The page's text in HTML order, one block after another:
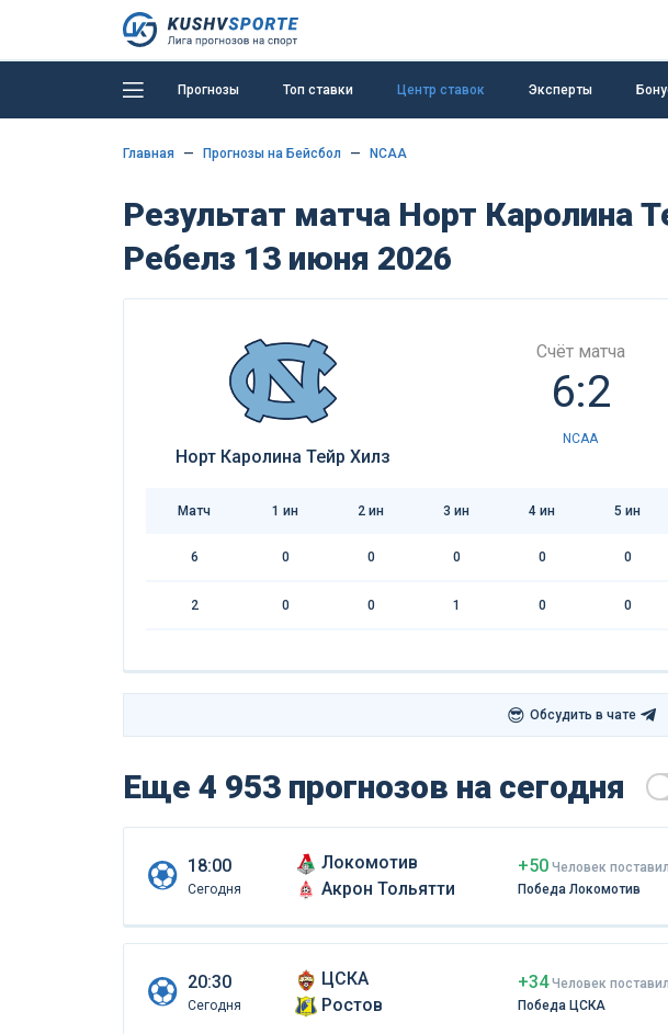
Прогнозы Топ ставки Центр ставок Эксперты
Главная Прогнозы на Бейсбол NCAA
Результат матча Норт Каролина
Ребелз 13 июня 2026
Норт Каролина Тейр Хилз
Счёт матча
6:2
NCAA
Матч 1 ин 2 ин 3 ин 4 ин 5 ин
6 0 0 0 0 0
2 0 0 1 0 0
😎 Обсудить в чате
Еще 4 953 прогнозов на сегодня
18:00
Сегодня
Локомотив
Акрон Тольятти
+50 Человек
Победа Локомотив
20:30
Сегодня
ЦСКА
Ростов
+34 Человек
Победа ЦСКА